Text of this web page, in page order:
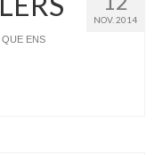
NOV. 2014
QUE ENS